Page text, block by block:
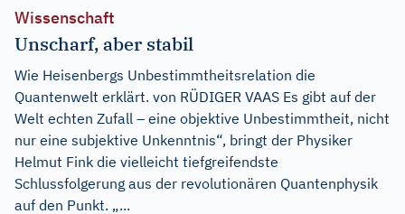
Wissenschaft
Unscharf, aber stabil
Wie Heisenbergs Unbestimmtheitsrelation die
Quantenwelt erklärt. von RÜDIGER VAAS Es gibt auf der
Welt echten Zufall – eine objektive Unbestimmtheit, nicht
nur eine subjektive Unkenntnis“, bringt der Physiker
Helmut Fink die vielleicht tiefgreifendste
Schlussfolgerung aus der revolutionären Quantenphysik
auf den Punkt. „...